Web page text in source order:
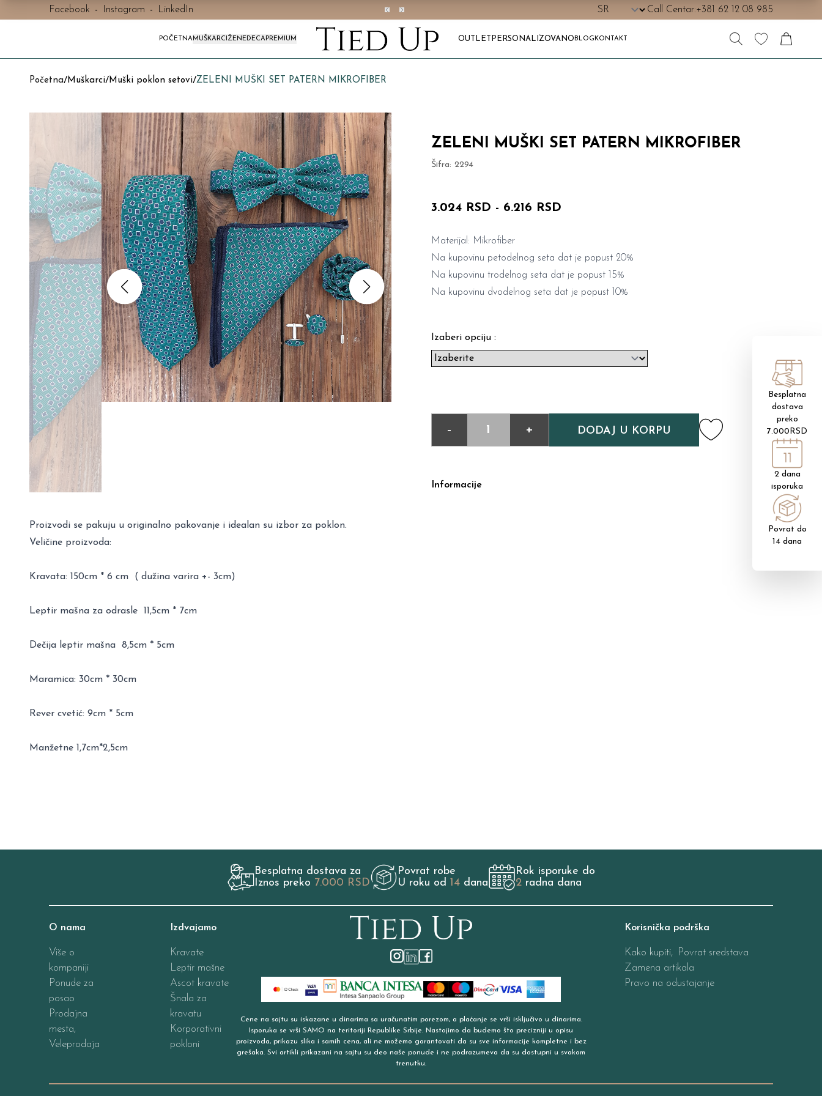
Facebook - Instagram - LinkedIn Call Centar:+381 62 12 08 985
POČETNAMUŠKARCI ŽENEDECAPREMIUM OUTLET PERSONALIZOVANO BLOG KONTAKT
Početna/Muškarci/Muški poklon setovi/ZELENI MUŠKI SET PATERN MIKROFIBER
ZELENI MUŠKI SET PATERN MIKROFIBER
Šifra: 2294
3.024 RSD - 6.216 RSD
Materijal: Mikrofiber
Na kupovinu petodelnog seta dat je popust 20%
Na kupovinu trodelnog seta dat je popust 15%
Na kupovinu dvodelnog seta dat je popust 10%
Izaberi opciju :
- + DODAJ U KORPU
Informacije
Proizvodi se pakuju u originalno pakovanje i idealan su izbor za poklon.
Veličine proizvoda:
Kravata: 150cm * 6 cm ( dužina varira +- 3cm)
Leptir mašna za odrasle 11,5cm * 7cm
Dečija leptir mašna 8,5cm * 5cm
Maramica: 30cm * 30cm
Rever cvetić: 9cm * 5cm
Manžetne 1,7cm*2,5cm
Besplatna
dostava
preko
7.000RSD
2 dana
isporuka
Povrat do
14 dana
Besplatna dostava za
Iznos preko 7.000 RSD
Povrat robe
U roku od 14 dana
Rok isporuke do
2 radna dana
O nama
Više o
kompaniji
Ponude za
posao
Prodajna
mesta,
Veleprodaja
Izdvajamo
Kravate
Leptir mašne
Ascot kravate
Šnala za
kravatu
Korporativni
pokloni
Cene na sajtu su iskazane u dinarima sa uračunatim porezom, a plaćanje se vrši isključivo u dinarima.
Isporuka se vrši SAMO na teritoriji Republike Srbije. Nastojimo da budemo što precizniji u opisu
proizvoda, prikazu slika i samih cena, ali ne možemo garantovati da su sve informacije kompletne i bez
grešaka. Svi artikli prikazani na sajtu su deo naše ponude i ne podrazumeva da su dostupni u svakom
trenutku.
Korisnička podrška
Kako kupiti, Povrat sredstava
Zamena artikala
Pravo na odustajanje